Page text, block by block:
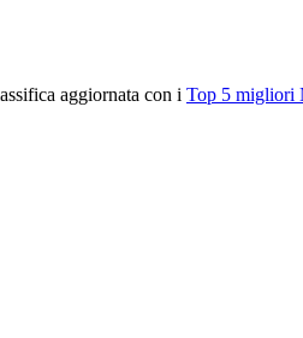
aggiornata con i Top 5 migliori